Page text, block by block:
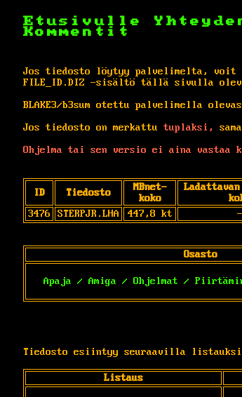
Etusivulle
Kommentit
Jos tiedosto löytyy palvelimelta, voit
FILE_ID.DIZ -sisältö tällä sivulla
BLAKE3/b3sum otettu palvelimella
Jos tiedosto on merkattu tuplaksi,
Ohjelma tai sen versio ei aina vastaa
ID Tiedosto
MBnet-
koko
3476
STERPJR.LHA 447,8 kt -
Osasto
Apaja / Amiga / Ohjelmat /
Tiedosto esiintyy seuraavilla
Listaus